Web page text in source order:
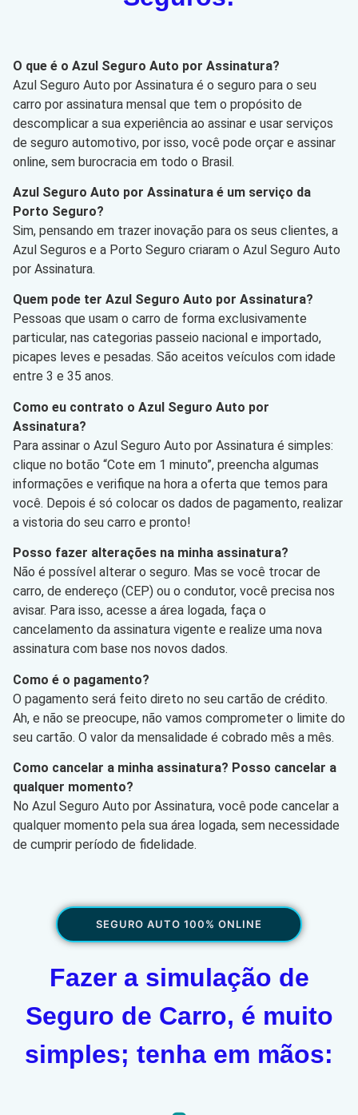
O que é o Azul Seguro Auto por Assinatura?
Azul Seguro Auto por Assinatura é o seguro para o seu
carro por assinatura mensal que tem o propósito de
descomplicar a sua experiência ao assinar e usar serviços
de seguro automotivo, por isso, você pode orçar e assinar
online, sem burocracia em todo o Brasil.
Azul Seguro Auto por Assinatura é um serviço da
Porto Seguro?
Sim, pensando em trazer inovação para os seus clientes, a
Azul Seguros e a Porto Seguro criaram o Azul Seguro Auto
por Assinatura.
Quem pode ter Azul Seguro Auto por Assinatura?
Pessoas que usam o carro de forma exclusivamente
particular, nas categorias passeio nacional e importado,
picapes leves e pesadas. São aceitos veículos com idade
entre 3 e 35 anos.
Como eu contrato o Azul Seguro Auto por
Assinatura?
Para assinar o Azul Seguro Auto por Assinatura é simples:
clique no botão “Cote em 1 minuto”, preencha algumas
informações e verifique na hora a oferta que temos para
você. Depois é só colocar os dados de pagamento, realizar
a vistoria do seu carro e pronto!
Posso fazer alterações na minha assinatura?
Não é possível alterar o seguro. Mas se você trocar de
carro, de endereço (CEP) ou o condutor, você precisa nos
avisar. Para isso, acesse a área logada, faça o
cancelamento da assinatura vigente e realize uma nova
assinatura com base nos novos dados.
Como é o pagamento?
O pagamento será feito direto no seu cartão de crédito.
Ah, e não se preocupe, não vamos comprometer o limite do
seu cartão. O valor da mensalidade é cobrado mês a mês.
Como cancelar a minha assinatura? Posso cancelar a
qualquer momento?
No Azul Seguro Auto por Assinatura, você pode cancelar a
qualquer momento pela sua área logada, sem necessidade
de cumprir período de fidelidade.
SEGURO AUTO 100% ONLINE
Fazer a simulação de
Seguro de Carro, é muito
simples; tenha em mãos: